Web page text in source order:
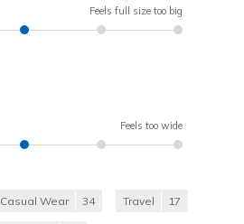
Feels full size too big
Feels too wide
Casual Wear 34 Travel 17